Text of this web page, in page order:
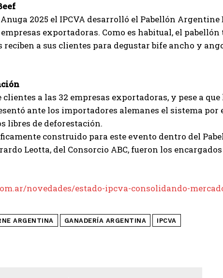
2025 el IPCVA desarrolló el Pabellón Argentine
exportadoras. Como es habitual, el
reciben a sus clientes para degustar bife ancho y
a las 32 empresas exportadoras, y pese a que
ante los importadores alemanes el sistema
libres de deforestación.
construido para este evento dentro del
Leotta, del Consorcio ABC, fueron los
novedades/estado-ipcva-consolidando-
ARGENTINA GANADERÍA ARGENTINA IPCVA